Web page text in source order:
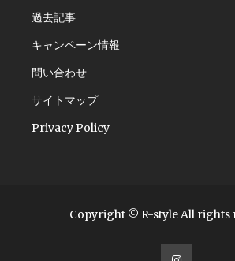
過去記事
キャンペーン情報
問い合わせ
サイトマップ
Privacy Policy
Copyright © R-style All rights